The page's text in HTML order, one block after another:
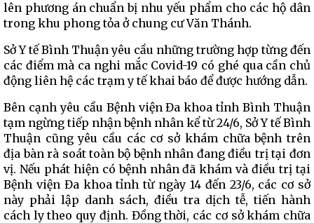
lên phương án chuẩn bị nhu yếu phẩm cho các hộ dân
trong khu phong tỏa ở chung cư Văn Thánh.
Sở Y tế Bình Thuận yêu cầu những trường hợp từng đến
các điểm mà ca nghi mắc Covid-19 có ghé qua cần chủ
động liên hệ các trạm y tế khai báo để được hướng dẫn.
Bên cạnh yêu cầu Bệnh viện Đa khoa tỉnh Bình Thuận
tạm ngừng tiếp nhận bệnh nhân kể từ 24/6, Sở Y tế Bình
Thuận cũng yêu cầu các cơ sở khám chữa bệnh trên
địa bàn rà soát toàn bộ bệnh nhân đang điều trị tại đơn
vị. Nếu phát hiện có bệnh nhân đã khám và điều trị tại
Bệnh viện Đa khoa tỉnh từ ngày 14 đến 23/6, các cơ sở
này phải lập danh sách, điều tra dịch tễ, tiến hành
cách ly theo quy định. Đồng thời, các cơ sở khám chữa